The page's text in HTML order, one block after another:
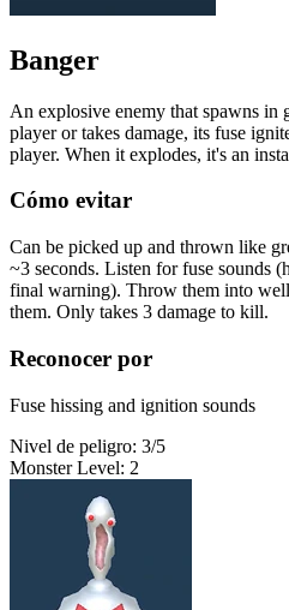
Banger
An explosive enemy that spawns in
player or takes damage, its fuse
player. When it explodes, it's an
Cómo evitar
Can be picked up and thrown like
~3 seconds. Listen for fuse sounds
final warning). Throw them into
them. Only takes 3 damage to kill.
Reconocer por
Fuse hissing and ignition sounds
Nivel de peligro: 3/5
Monster Level: 2